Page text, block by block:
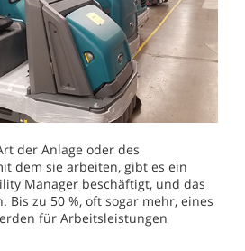
der Anlage oder des
dem sie arbeiten, gibt es ein
Manager beschäftigt, und das
Bis zu 50 %, oft sogar mehr, eines
für Arbeitsleistungen